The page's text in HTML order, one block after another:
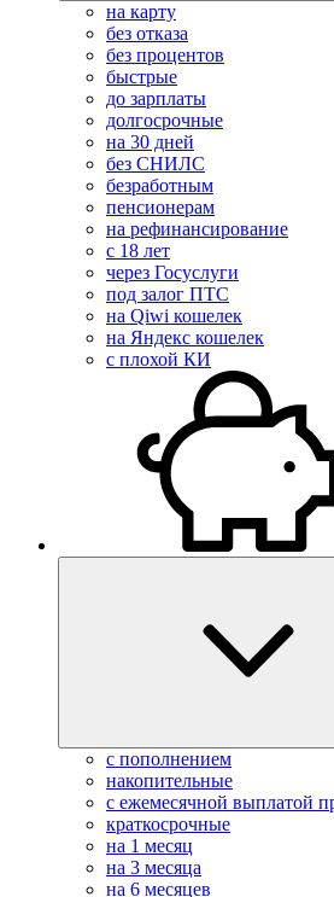
на карту
без отказа
без процентов
быстрые
до зарплаты
долгосрочные
на 30 дней
без СНИЛС
безработным
пенсионерам
на рефинансирование
с 18 лет
через Госуслуги
под залог ПТС
на Qiwi кошелек
на Яндекс кошелек
с плохой КИ
с пополнением
накопительные
с ежемесячной выплатой
краткосрочные
на 1 месяц
на 3 месяца
на 6 месяцев